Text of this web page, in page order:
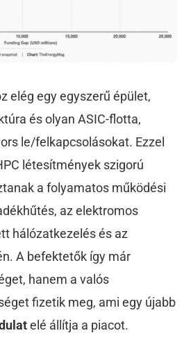
elég egy egyszerű épület,
és olyan ASIC-flotta,
le/felkapcsolásokat. Ezzel
létesítmények szigorú
a folyamatos működési
az elektromos
hálózatkezelés és az
A befektetők így már
hanem a valós
fizetik meg, ami egy újabb
elé állítja a piacot.